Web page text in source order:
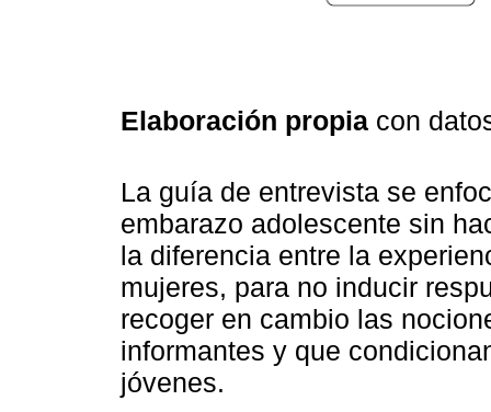
Elaboración propia con
La guía de entrevista se
embarazo adolescente sin
la diferencia entre la
mujeres, para no inducir
recoger en cambio las
informantes y que
jóvenes.